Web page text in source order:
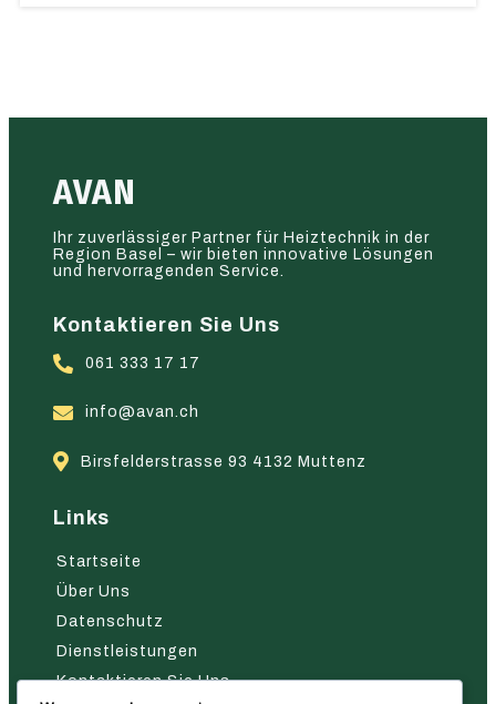
AVAN
Ihr zuverlässiger Partner für Heiztechnik in der
Region Basel – wir bieten innovative Lösungen
und hervorragenden Service.
Kontaktieren Sie Uns
061 333 17 17
info@avan.ch
Birsfelderstrasse 93 4132 Muttenz
Links
Startseite
Über Uns
Datenschutz
Dienstleistungen
Kontaktieren Sie Uns